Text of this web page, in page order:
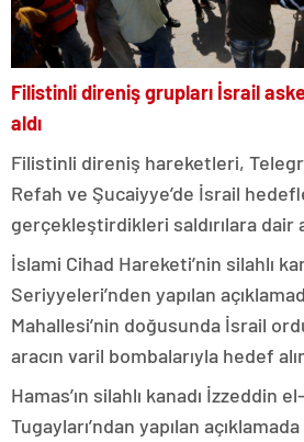
Filistinli direniş grupları İsrail
aldı
Filistinli direniş hareketleri,
Refah ve Şucaiyye’de İsrail
gerçekleştirdikleri saldırılara dair
İslami Cihad Hareketi’nin silahlı
Seriyyeleri’nden yapılan
Mahallesi’nin doğusunda İsrail
aracın varil bombalarıyla hedef
Hamas’ın silahlı kanadı İzzeddin
Tugayları’ndan yapılan